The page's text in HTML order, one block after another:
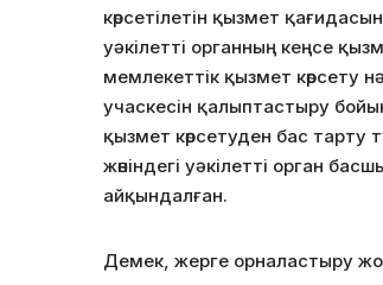
көрсетілетін қызмет
уәкілетті органның кеңсе
мемлекеттік қызмет көрсету
учаскесін қалыптастыру
қызмет көрсетуден бас
жөніндегі уәкілетті орган
айқындалған.
Демек, жерге орналастыру